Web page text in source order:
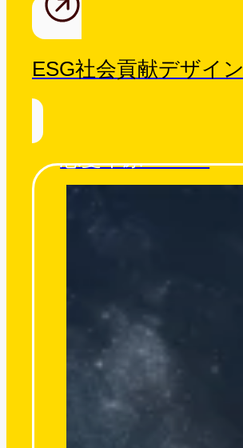
ESG社会貢献デザイン
忘憂草原 Tatami